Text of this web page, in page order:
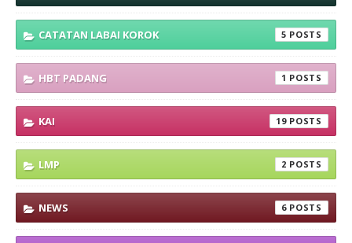
CATATAN LABAI KOROK 5
HBT PADANG 1
KAI 19
LMP 2
NEWS 6